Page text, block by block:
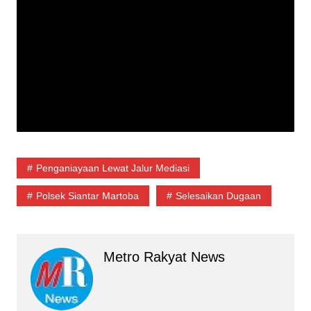
Penganiayaan Lewat Jalur Mediasi
Polsek Siantar Martoba Selesaikan Dugaan
Metro Rakyat News